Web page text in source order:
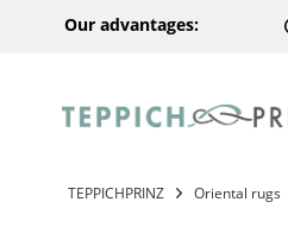
Our advantages:
TEPPICHPRINZ Oriental rugs